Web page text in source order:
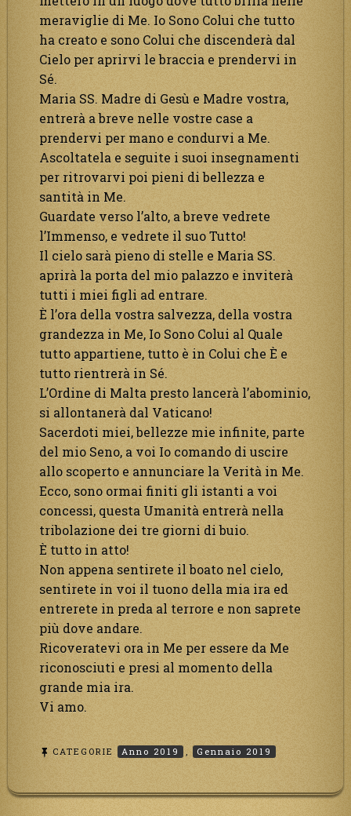
meraviglie di Me. Io Sono Colui che tutto
ha creato e sono Colui che discenderà dal
Cielo per aprirvi le braccia e prendervi in
Sé.
Maria SS. Madre di Gesù e Madre vostra,
entrerà a breve nelle vostre case a
prendervi per mano e condurvi a Me.
Ascoltatela e seguite i suoi insegnamenti
per ritrovarvi poi pieni di bellezza e
santità in Me.
Guardate verso l’alto, a breve vedrete
l’Immenso, e vedrete il suo Tutto!
Il cielo sarà pieno di stelle e Maria SS.
aprirà la porta del mio palazzo e inviterà
tutti i miei figli ad entrare.
È l’ora della vostra salvezza, della vostra
grandezza in Me, Io Sono Colui al Quale
tutto appartiene, tutto è in Colui che È e
tutto rientrerà in Sé.
L’Ordine di Malta presto lancerà l’abominio,
si allontanerà dal Vaticano!
Sacerdoti miei, bellezze mie infinite, parte
del mio Seno, a voi Io comando di uscire
allo scoperto e annunciare la Verità in Me.
Ecco, sono ormai finiti gli istanti a voi
concessi, questa Umanità entrerà nella
tribolazione dei tre giorni di buio.
È tutto in atto!
Non appena sentirete il boato nel cielo,
sentirete in voi il tuono della mia ira ed
entrerete in preda al terrore e non saprete
più dove andare.
Ricoveratevi ora in Me per essere da Me
riconosciuti e presi al momento della
grande mia ira.
Vi amo.
CATEGORIE Anno 2019 , Gennaio 2019